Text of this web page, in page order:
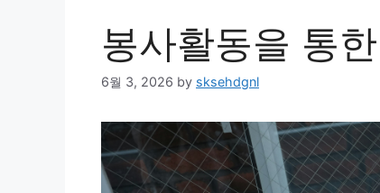
봉사활동을 통
6월 3, 2026 by sksehdgnl